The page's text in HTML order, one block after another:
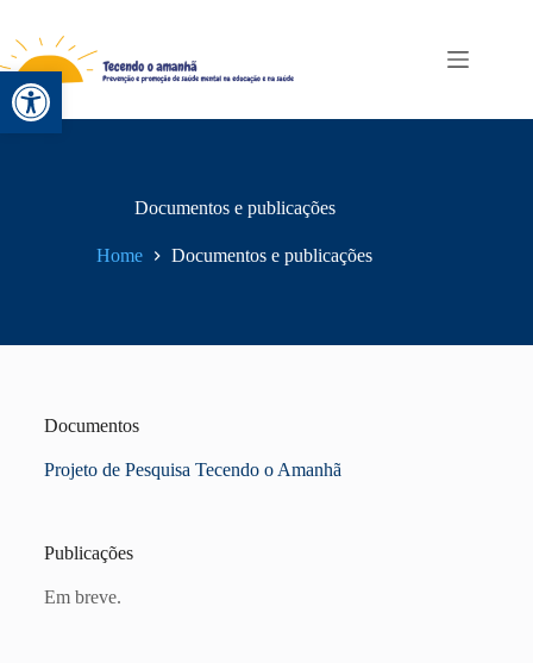
Abrir a barra de ferramentas
Documentos e publicações
Home Documentos e publicações
Documentos
Projeto de Pesquisa Tecendo o Amanhã
Publicações
Em breve.